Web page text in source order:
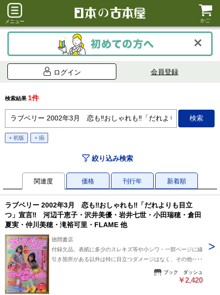
メニュー かご
ログイン 会員登録
検索結果 1件
+ 初版 + 揃
絞り込み検索
関連度 価格 刊行年 新着順
ラブベリー 2002年3月 恋も‼︎おしゃれも‼︎「だれよりも目立
つ」宣言‼︎ 河辺千恵子・沢井美優・岩井七世・小田瑞穂・倉田
夏実・仲川美穂・滝裕可里・FLAME 他
徳間書店
付録欠品。表紙に多少のスレキズ等や小シワ・一部ページに線
引き箇所がある以外は特に目立つダメージはなく、その他ペー
ブック ダッシュ
￥2,420